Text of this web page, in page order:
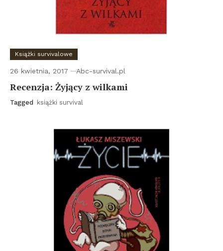
Książki survivalowe
26 kwietnia, 2017 Abc-survival.pl
Recenzja: Żyjący z wilkami
Tagged książki survival